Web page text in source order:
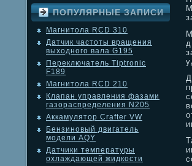
ПОПУЛЯРНЫЕ ЗАПИСИ
Магнитола RCD 310
Датчик частоты вращения
выходного вала G195
Переключатель Tiptronic
F189
Магнитола RCD 210
Клапан управления фазами
газораспределения N205
Аккамулятор Crafter VW
Бензиновый двигатель
модели AQY
Датчики температуры
охлаждающей жидкости